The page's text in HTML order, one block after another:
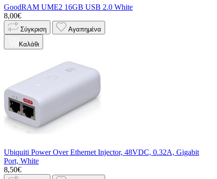
GoodRAM UME2 16GB USB 2.0 White
8,00€
Σύγκριση Αγαπημένα
Καλάθι
Ubiquiti Power Over Ethernet Injector, 48VDC, 0.32A, Gigabit
Port, White
8,50€